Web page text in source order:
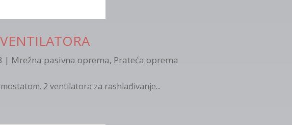
| Mrežna pasivna oprema, Prateća oprema
2 ventilatora za rashlađivanje...